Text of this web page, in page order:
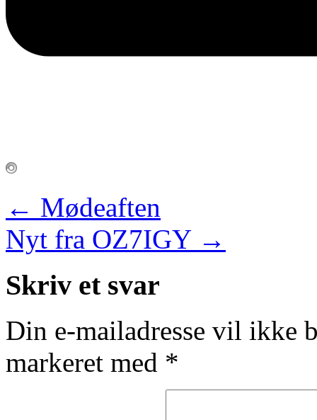
← Mødeaften
Nyt fra OZ7IGY →
Skriv et svar
Din e-mailadresse vil ikke
markeret med *